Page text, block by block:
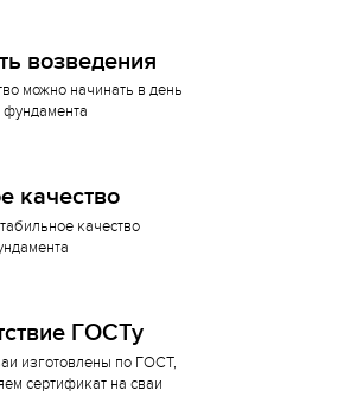
возведения
можно начинать в день
качество
качество
ГОСТу
изготовлены по ГОСТ,
сертификат на сваи